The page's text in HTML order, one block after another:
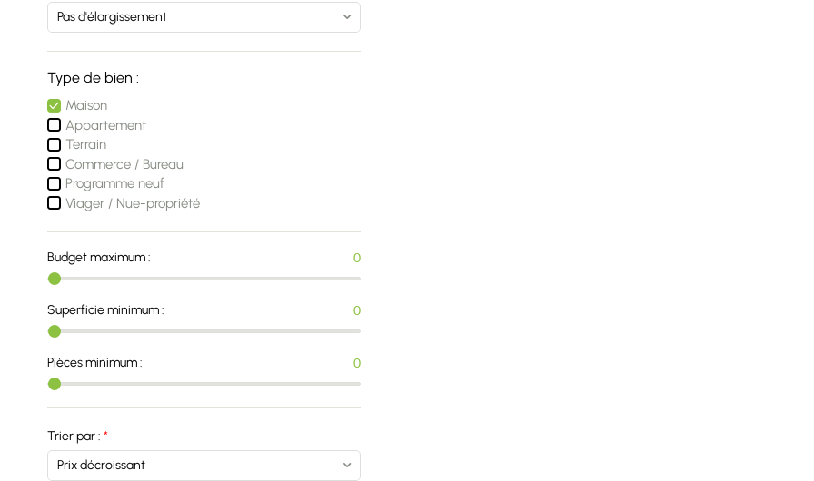
Type de bien :
Maison
Appartement
Terrain
Commerce / Bureau
Programme neuf
Viager / Nue-propriété
Budget maximum : 0
Superficie minimum : 0
Pièces minimum : 0
Trier par :